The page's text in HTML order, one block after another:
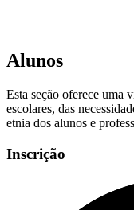
Alunos
Esta seção oferece uma
escolares, das
etnia dos alunos e
Inscrição